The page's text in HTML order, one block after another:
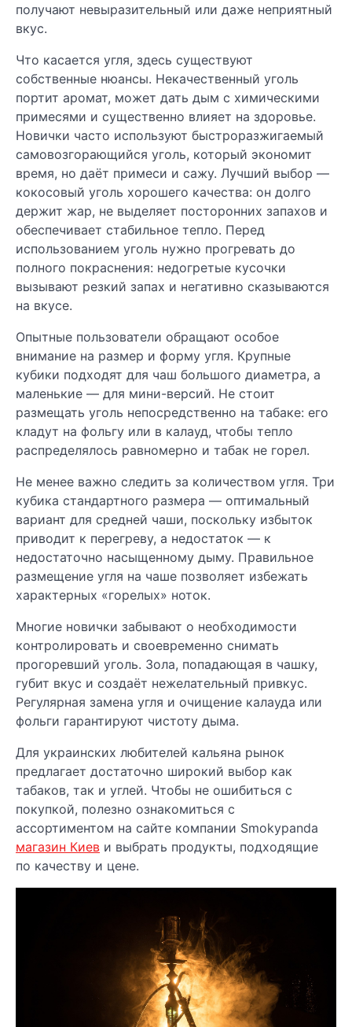
получают невыразительный или даже неприятный
вкус.
Что касается угля, здесь существуют
собственные нюансы. Некачественный уголь
портит аромат, может дать дым с химическими
примесями и существенно влияет на здоровье.
Новички часто используют быстроразжигаемый
самовозгорающийся уголь, который экономит
время, но даёт примеси и сажу. Лучший выбор —
кокосовый уголь хорошего качества: он долго
держит жар, не выделяет посторонних запахов и
обеспечивает стабильное тепло. Перед
использованием уголь нужно прогревать до
полного покраснения: недогретые кусочки
вызывают резкий запах и негативно сказываются
на вкусе.
Опытные пользователи обращают особое
внимание на размер и форму угля. Крупные
кубики подходят для чаш большого диаметра, а
маленькие — для мини-версий. Не стоит
размещать уголь непосредственно на табаке: его
кладут на фольгу или в калауд, чтобы тепло
распределялось равномерно и табак не горел.
Не менее важно следить за количеством угля. Три
кубика стандартного размера — оптимальный
вариант для средней чаши, поскольку избыток
приводит к перегреву, а недостаток — к
недостаточно насыщенному дыму. Правильное
размещение угля на чаше позволяет избежать
характерных «горелых» ноток.
Многие новички забывают о необходимости
контролировать и своевременно снимать
прогоревший уголь. Зола, попадающая в чашку,
губит вкус и создаёт нежелательный привкус.
Регулярная замена угля и очищение калауда или
фольги гарантируют чистоту дыма.
Для украинских любителей кальяна рынок
предлагает достаточно широкий выбор как
табаков, так и углей. Чтобы не ошибиться с
покупкой, полезно ознакомиться с
ассортиментом на сайте компании Smokypanda
магазин Киев и выбрать продукты, подходящие
по качеству и цене.